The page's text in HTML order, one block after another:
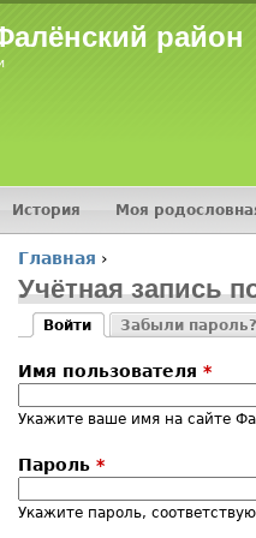
район
Вы здесь
Главная ›
Учётная запись
Главные
Войти
Забыли пароль?
Имя пользователя *
Укажите ваше имя на сайте
Пароль *
Укажите пароль,
История Моя